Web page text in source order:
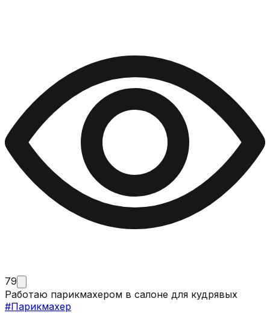
79
Работаю парикмахером в салоне для кудрявых
#Парикмахер